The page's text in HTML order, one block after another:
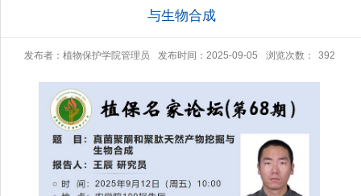
与生物合成
发布者：植物保护学院管理员 发布时间：2025-09-05 浏览次数： 392